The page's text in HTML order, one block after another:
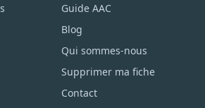
Guide AAC
Blog
Qui sommes-nous
Supprimer ma fiche
Contact